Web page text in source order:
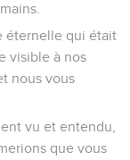
éternelle qui était
visible à nos
nous vous
vu et entendu,
que vous